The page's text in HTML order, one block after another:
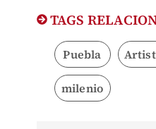
TAGS
Puebla
milenio